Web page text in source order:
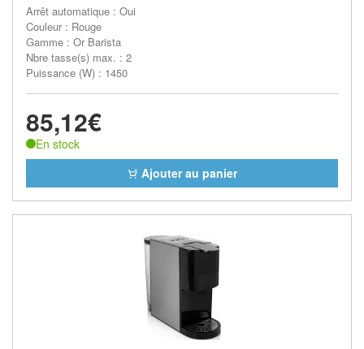
Arrêt automatique : Oui
Couleur : Rouge
Gamme : Or Barista
Nbre tasse(s) max. : 2
Puissance (W) : 1450
85,12€
En stock
Ajouter au panier